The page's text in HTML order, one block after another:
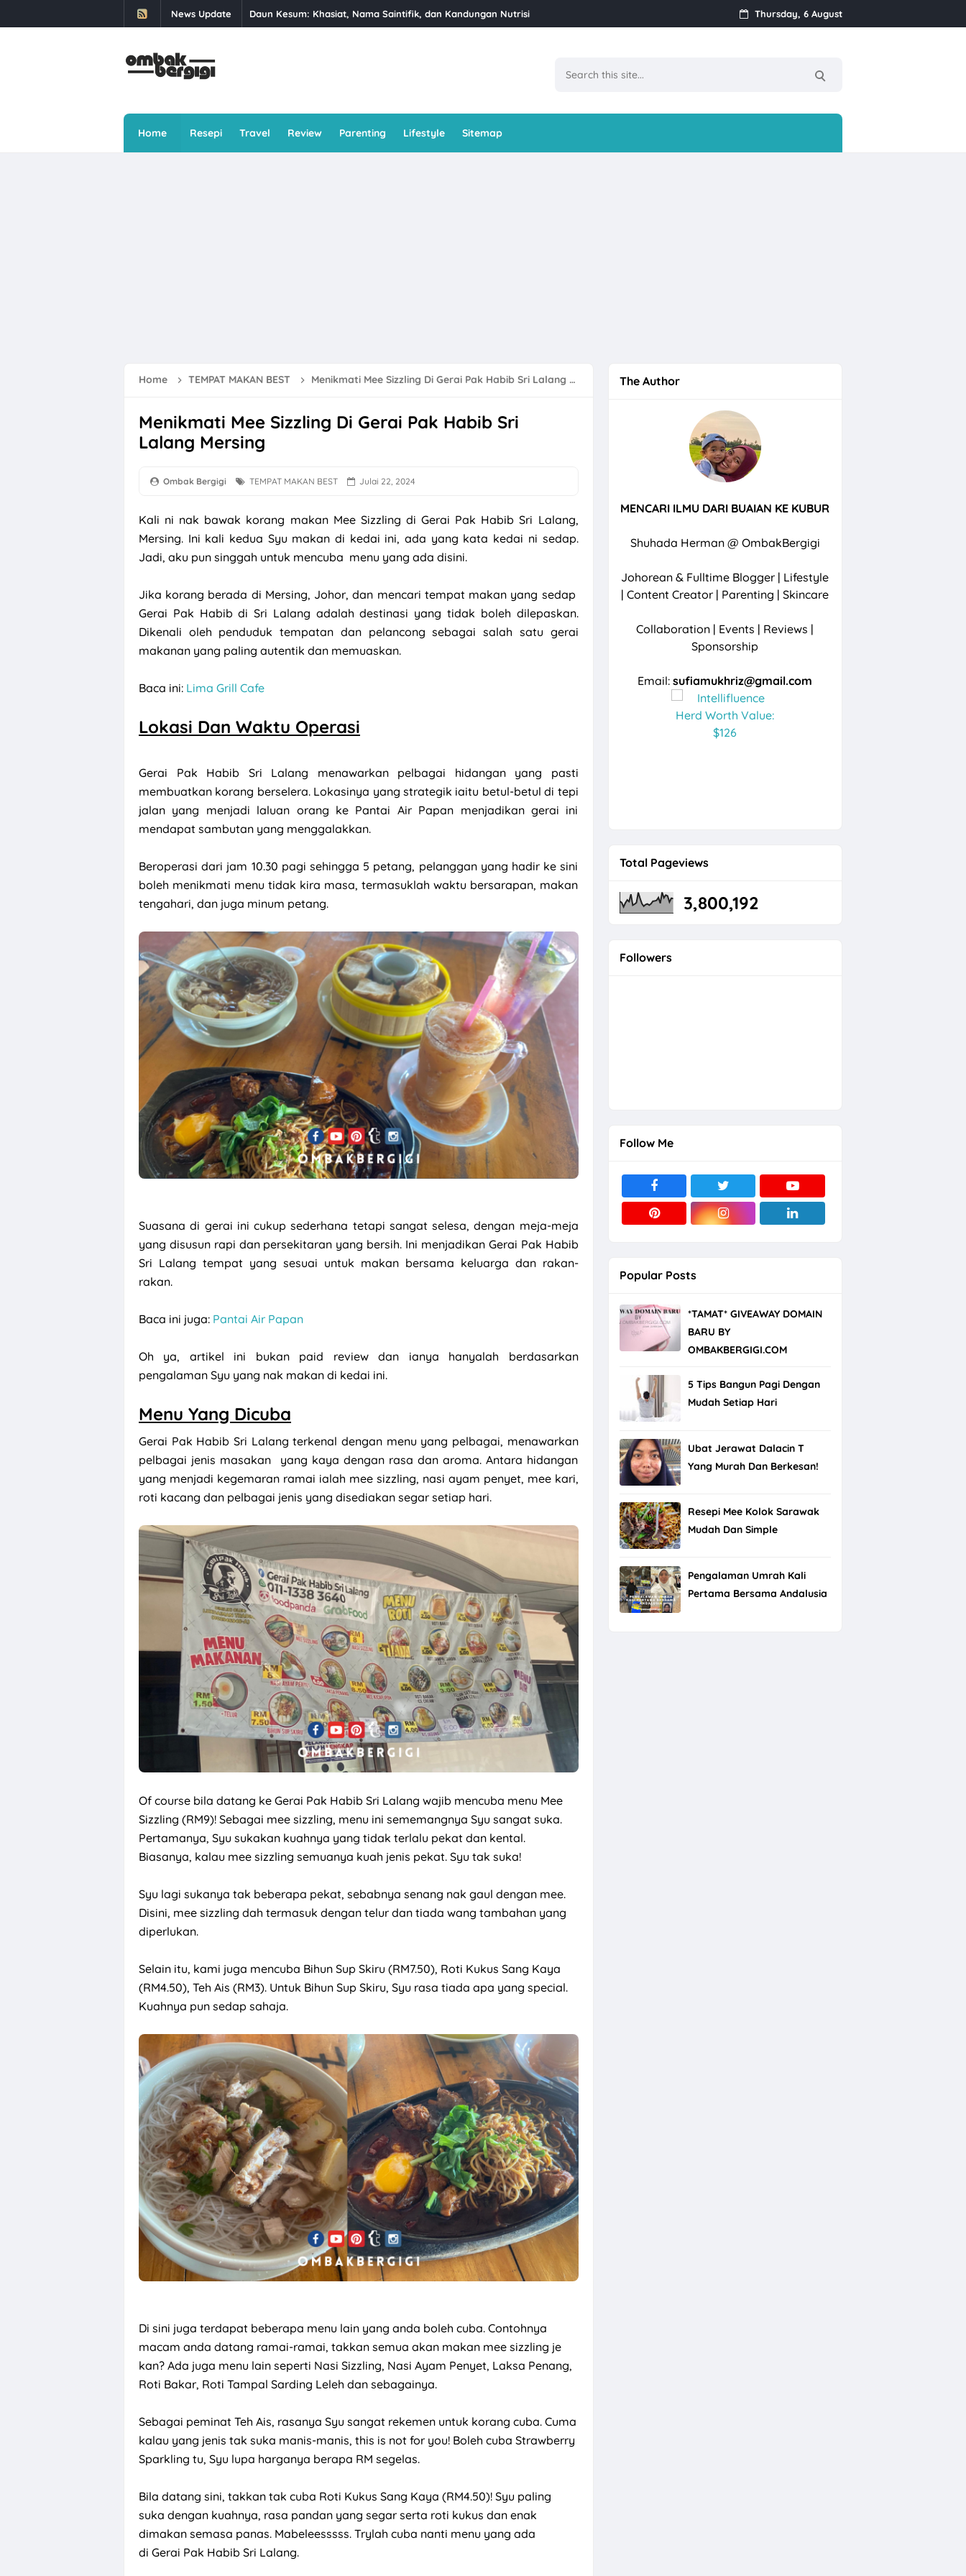
News Update Daun Kesum: Khasiat, Nama Saintifik, dan Kandungan Nutrisi
Berbuka Puasa Set Iftar Ramadan di Restoran Bara Stulang – Mesti Masuk Bucket List!
Rawat Masalah Ekzema Di Klinik Dr Bazilah
Lirik Lagu Gala Bunga Matahari - Sal Priadi (Official Music Video)
Bunga Raya Simbol Nasional dan Keindahan yang Menawan
Memang Sibuk Dengan Job Review Dan Affiliate TikTok
7 Tips Redakan Bengkak Susu
Fadhilat dan Kelebihan Surah Al Waqiah
Menikmati Mee Sizzling Di Gerai Pak Habib Sri Lalang Mersing
Resepi Mee Kolok Sarawak Mudah Dan Simple
Thursday, 6 August
Home Resepi Travel Review Parenting Lifestyle Sitemap
Home TEMPAT MAKAN BEST Menikmati Mee Sizzling Di Gerai Pak Habib Sri Lalang Mersing
Menikmati Mee Sizzling Di Gerai Pak Habib Sri
Lalang Mersing
Ombak Bergigi TEMPAT MAKAN BEST Julai 22, 2024
Kali ni nak bawak korang makan Mee Sizzling di Gerai Pak Habib Sri Lalang,
Mersing. Ini kali kedua Syu makan di kedai ini, ada yang kata kedai ni sedap.
Jadi, aku pun singgah untuk mencuba menu yang ada disini.
Jika korang berada di Mersing, Johor, dan mencari tempat makan yang sedap
Gerai Pak Habib di Sri Lalang adalah destinasi yang tidak boleh dilepaskan.
Dikenali oleh penduduk tempatan dan pelancong sebagai salah satu gerai
makanan yang paling autentik dan memuaskan.
Baca ini: Lima Grill Cafe
Lokasi Dan Waktu Operasi
Gerai Pak Habib Sri Lalang menawarkan pelbagai hidangan yang pasti
membuatkan korang berselera. Lokasinya yang strategik iaitu betul-betul di tepi
jalan yang menjadi laluan orang ke Pantai Air Papan menjadikan gerai ini
mendapat sambutan yang menggalakkan.
Beroperasi dari jam 10.30 pagi sehingga 5 petang, pelanggan yang hadir ke sini
boleh menikmati menu tidak kira masa, termasuklah waktu bersarapan, makan
tengahari, dan juga minum petang.
Suasana di gerai ini cukup sederhana tetapi sangat selesa, dengan meja-meja
yang disusun rapi dan persekitaran yang bersih. Ini menjadikan Gerai Pak Habib
Sri Lalang tempat yang sesuai untuk makan bersama keluarga dan rakan-
rakan.
Baca ini juga: Pantai Air Papan
Oh ya, artikel ini bukan paid review dan ianya hanyalah berdasarkan
pengalaman Syu yang nak makan di kedai ini.
Menu Yang Dicuba
Gerai Pak Habib Sri Lalang terkenal dengan menu yang pelbagai, menawarkan
pelbagai jenis masakan yang kaya dengan rasa dan aroma. Antara hidangan
yang menjadi kegemaran ramai ialah mee sizzling, nasi ayam penyet, mee kari,
roti kacang dan pelbagai jenis yang disediakan segar setiap hari.
Of course bila datang ke Gerai Pak Habib Sri Lalang wajib mencuba menu Mee
Sizzling (RM9)! Sebagai mee sizzling, menu ini sememangnya Syu sangat suka.
Pertamanya, Syu sukakan kuahnya yang tidak terlalu pekat dan kental.
Biasanya, kalau mee sizzling semuanya kuah jenis pekat. Syu tak suka!
Syu lagi sukanya tak beberapa pekat, sebabnya senang nak gaul dengan mee.
Disini, mee sizzling dah termasuk dengan telur dan tiada wang tambahan yang
diperlukan.
Selain itu, kami juga mencuba Bihun Sup Skiru (RM7.50), Roti Kukus Sang Kaya
(RM4.50), Teh Ais (RM3). Untuk Bihun Sup Skiru, Syu rasa tiada apa yang special.
Kuahnya pun sedap sahaja.
Di sini juga terdapat beberapa menu lain yang anda boleh cuba. Contohnya
macam anda datang ramai-ramai, takkan semua akan makan mee sizzling je
kan? Ada juga menu lain seperti Nasi Sizzling, Nasi Ayam Penyet, Laksa Penang,
Roti Bakar, Roti Tampal Sarding Leleh dan sebagainya.
Sebagai peminat Teh Ais, rasanya Syu sangat rekemen untuk korang cuba. Cuma
kalau yang jenis tak suka manis-manis, this is not for you! Boleh cuba Strawberry
Sparkling tu, Syu lupa harganya berapa RM segelas.
Bila datang sini, takkan tak cuba Roti Kukus Sang Kaya (RM4.50)! Syu paling
suka dengan kuahnya, rasa pandan yang segar serta roti kukus dan enak
dimakan semasa panas. Mabeleesssss. Trylah cuba nanti menu yang ada
di Gerai Pak Habib Sri Lalang.
The Author
MENCARI ILMU DARI BUAIAN KE KUBUR
Shuhada Herman @ OmbakBergigi
Johorean & Fulltime Blogger | Lifestyle
| Content Creator | Parenting | Skincare
Collaboration | Events | Reviews |
Sponsorship
Email:sufiamukhriz@gmail.com
Total Pageviews
3,800,192
Followers
Follow Me
Popular Posts
*TAMAT* GIVEAWAY DOMAIN
BARU BY
OMBAKBERGIGI.COM
5 Tips Bangun Pagi Dengan
Mudah Setiap Hari
Ubat Jerawat Dalacin T
Yang Murah Dan Berkesan!
Resepi Mee Kolok Sarawak
Mudah Dan Simple
Pengalaman Umrah Kali
Pertama Bersama Andalusia